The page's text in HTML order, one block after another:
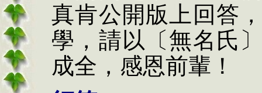
真肯公開版上回答
學，請以〔無名氏
成全，感恩前輩！